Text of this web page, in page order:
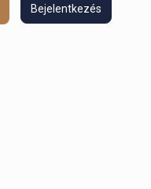
Bejelentkezés